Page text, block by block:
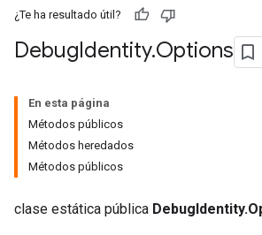
¿Te ha resultado útil?
DebugIdentity.Options
En esta página
Métodos públicos
Métodos heredados
Métodos públicos
clase estática pública